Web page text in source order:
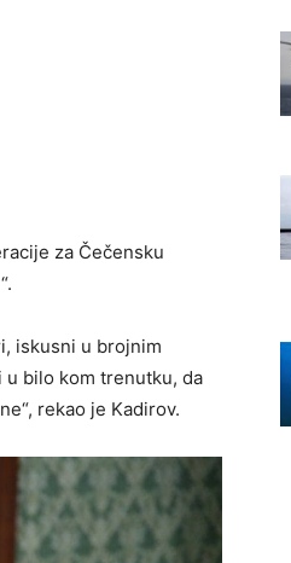
za Čečensku
iskusni u brojnim
bilo kom trenutku, da
rekao je Kadirov.